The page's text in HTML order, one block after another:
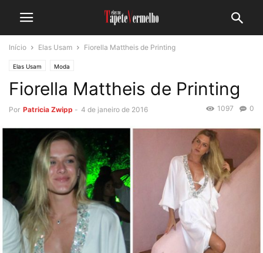
Início Elas Usam Fiorella Mattheis de Printing
Elas Usam Moda
Fiorella Mattheis de Printing
Por Patricia Zwipp - 4 de janeiro de 2016 0
1097